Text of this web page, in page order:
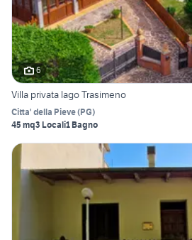
6
Villa privata lago Trasimeno
Citta' della Pieve(PG)
45 mq3 Locali1 Bagno